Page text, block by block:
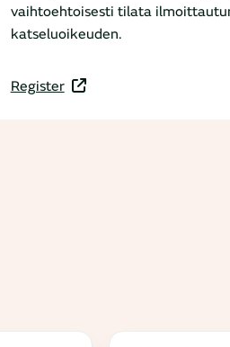
vaihtoehtoisesti tilata
katseluoikeuden.
Register